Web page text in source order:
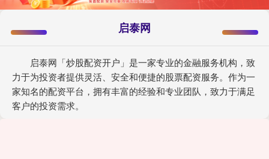
启泰网
启泰网「炒股配资开户」是一家专业的金融服务机构，致
力于为投资者提供灵活、安全和便捷的股票配资服务。作为一
家知名的配资平台，拥有丰富的经验和专业团队，致力于满足
客户的投资需求。